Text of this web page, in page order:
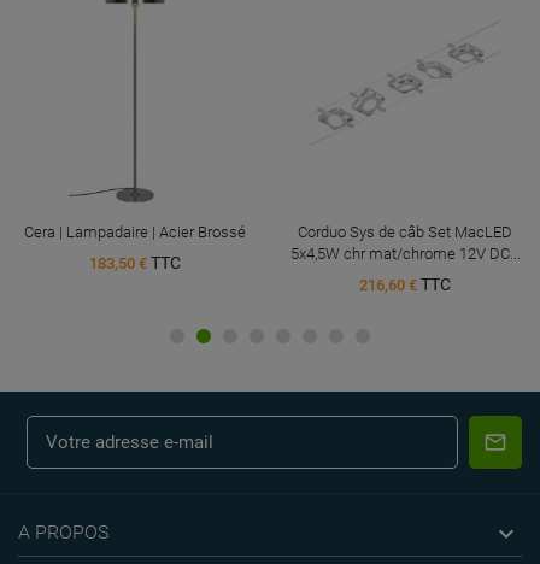
Cera | Lampadaire | Acier Brossé
183,50 € TTC
Corduo Sys de câb Set MacLED
5x4,5W chr mat/chrome 12V DC...
216,60 € TTC
A PROPOS 